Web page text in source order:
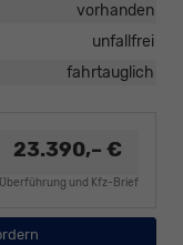
vorhanden
unfallfrei
fahrtauglich
23.390,– €
und Kfz-Brief